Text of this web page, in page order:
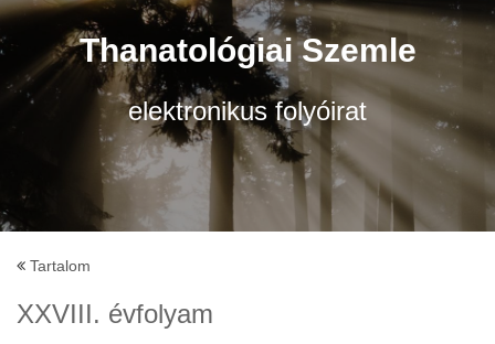
Thanatológiai Szemle
elektronikus folyóirat
Tartalom
XXVIII. évfolyam